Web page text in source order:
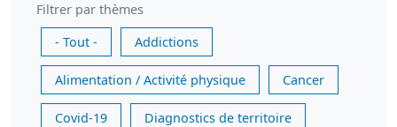
Filtrer par thèmes
- Tout -
Addictions
Alimentation / Activité physique Cancer
Covid-19 Diagnostics de territoire